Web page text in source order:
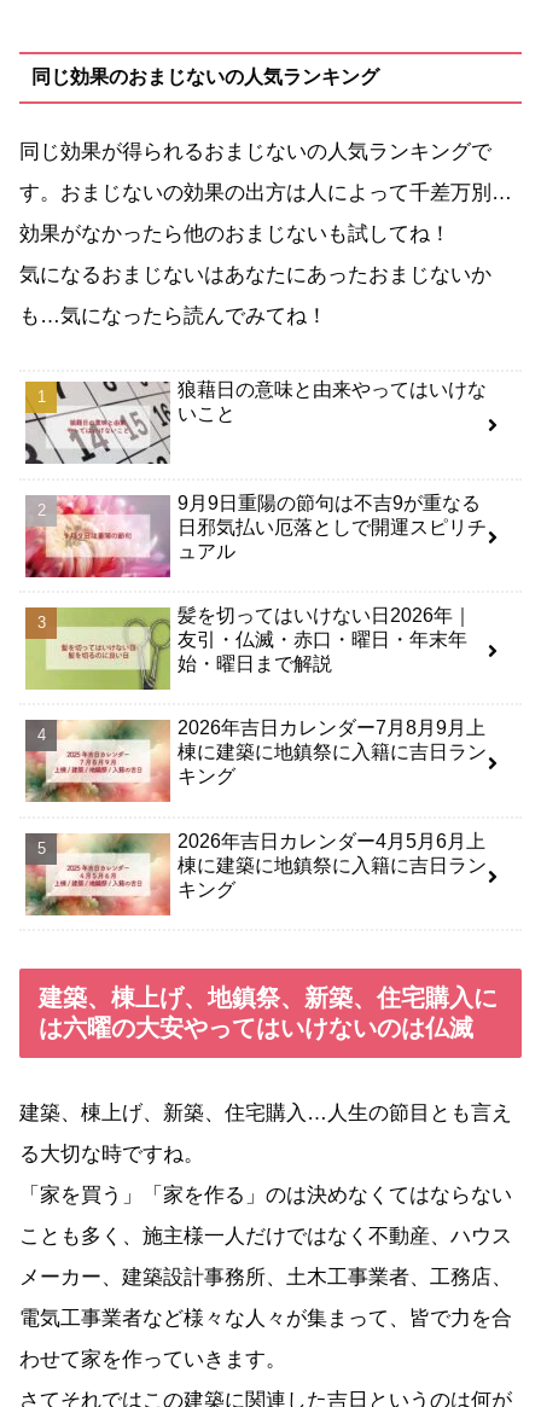
同じ効果のおまじないの人気ランキング
同じ効果が得られるおまじないの人気ランキングで
す。おまじないの効果の出方は人によって千差万別…
効果がなかったら他のおまじないも試してね！
気になるおまじないはあなたにあったおまじないか
も…気になったら読んでみてね！
狼藉日の意味と由来やってはいけな
いこと
9月9日重陽の節句は不吉9が重なる
日邪気払い厄落としで開運スピリチ
ュアル
髪を切ってはいけない日2026年｜
友引・仏滅・赤口・曜日・年末年
始・曜日まで解説
2026年吉日カレンダー7月8月9月上
棟に建築に地鎮祭に入籍に吉日ラン
キング
2026年吉日カレンダー4月5月6月上
棟に建築に地鎮祭に入籍に吉日ラン
キング
建築、棟上げ、地鎮祭、新築、住宅購入に
は六曜の大安やってはいけないのは仏滅
建築、棟上げ、新築、住宅購入…人生の節目とも言え
る大切な時ですね。
「家を買う」「家を作る」のは決めなくてはならない
ことも多く、施主様一人だけではなく不動産、ハウス
メーカー、建築設計事務所、土木工事業者、工務店、
電気工事業者など様々な人々が集まって、皆で力を合
わせて家を作っていきます。
さてそれではこの建築に関連した吉日というのは何が